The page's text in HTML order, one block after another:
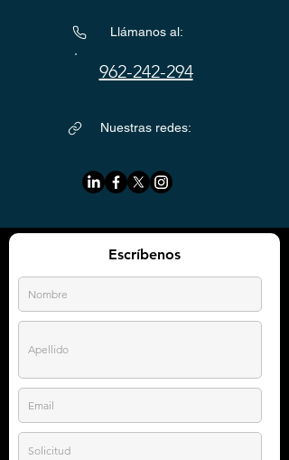
Llámanos al:
962-242-294
Nuestras redes:
Escríbenos